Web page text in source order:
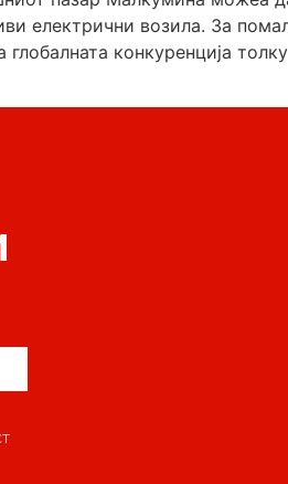
електрични возила. За
конкуренција толку